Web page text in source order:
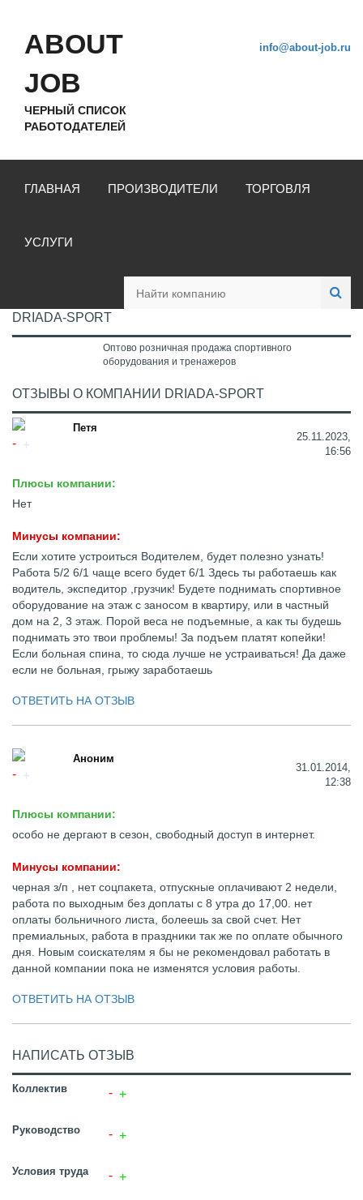
ABOUT
JOB
ЧЕРНЫЙ СПИСОК
РАБОТОДАТЕЛЕЙ
info@about-job.ru
ГЛАВНАЯ ПРОИЗВОДИТЕЛИ ТОРГОВЛЯ
УСЛУГИ
DRIADA-SPORT
Оптово розничная продажа спортивного
оборудования и тренажеров
ОТЗЫВЫ О КОМПАНИИ DRIADA-SPORT
Петя
25.11.2023,
16:56
Плюсы компании:
Нет
Минусы компании:
Если хотите устроиться Водителем, будет полезно узнать!
Работа 5/2 6/1 чаще всего будет 6/1 Здесь ты работаешь как
водитель, экспедитор ,грузчик! Будете поднимать спортивное
оборудование на этаж с заносом в квартиру, или в частный
дом на 2, 3 этаж. Порой веса не подъемные, а как ты будешь
поднимать это твои проблемы! За подъем платят копейки!
Если больная спина, то сюда лучше не устраиваться! Да даже
если не больная, грыжу заработаешь
ОТВЕТИТЬ НА ОТЗЫВ
Аноним
31.01.2014,
12:38
Плюсы компании:
особо не дергают в сезон, свободный доступ в интернет.
Минусы компании:
черная з/п , нет соцпакета, отпускные оплачивают 2 недели,
работа по выходным без доплаты с 8 утра до 17,00. нет
оплаты больничного листа, болеешь за свой счет. Нет
премиальных, работа в праздники так же по оплате обычного
дня. Новым соискателям я бы не рекомендовал работать в
данной компании пока не изменятся условия работы.
ОТВЕТИТЬ НА ОТЗЫВ
НАПИСАТЬ ОТЗЫВ
Коллектив
Руководство
Условия труда